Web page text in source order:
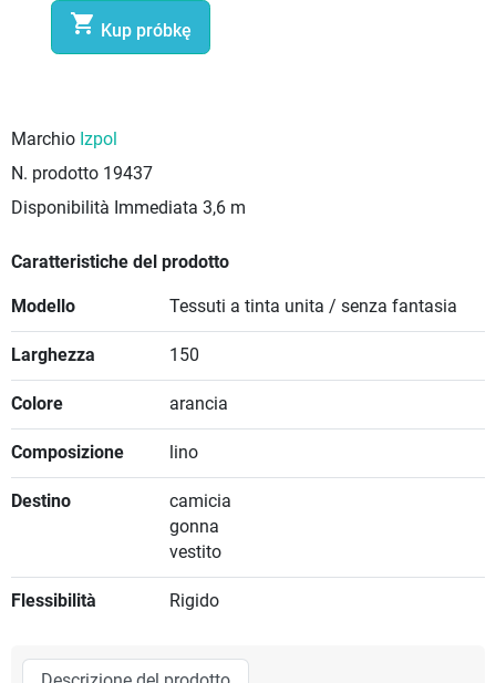
 Kup próbkę
Marchio Izpol
N. prodotto 19437
Disponibilità Immediata 3,6 m
Caratteristiche del prodotto
Modello Tessuti a tinta unita / senza fantasia
Larghezza 150
Colore arancia
Composizione lino
Destino
camicia
gonna
vestito
Flessibilità Rigido